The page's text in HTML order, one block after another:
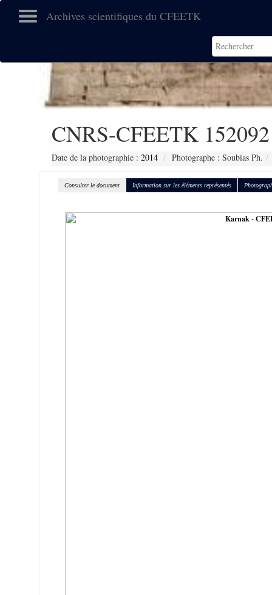
Archives scientifiques du CFEETK
CNRS-CFEETK 152092
Date de la photographie : 2014 Photographe : Soubias Ph.
Consulter le document Information sur les éléments représentés